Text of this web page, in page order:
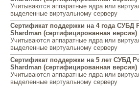
Учитываются аппаратные ядра или
выделенные виртуальному серверу
Сертификат поддержки на 4 года СУБД
Shardman (сертифицированная версия)
Учитываются аппаратные ядра или
выделенные виртуальному серверу
Сертификат поддержки на 5 лет СУБД
Shardman (сертифицированная версия)
Учитываются аппаратные ядра или
выделенные виртуальному серверу